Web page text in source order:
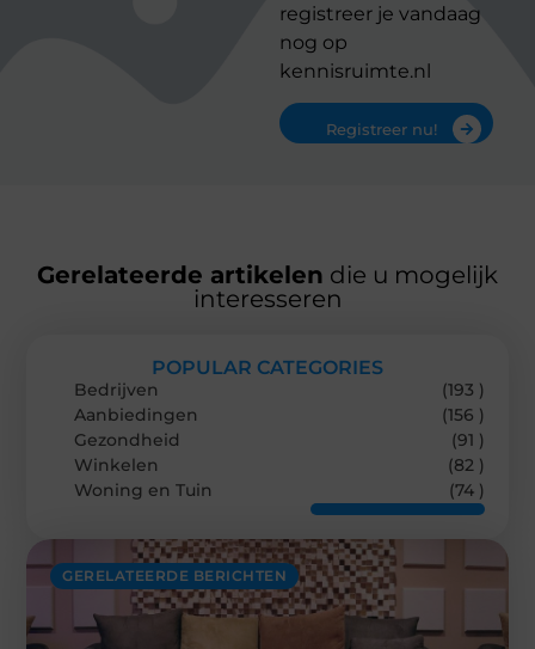
registreer je vandaag
nog op
kennisruimte.nl
Registreer nu!
Gerelateerde artikelen die u mogelijk
interesseren
GERELATEERDE BERICHTEN
POPULAR CATEGORIES
Bedrijven
(193 )
Aanbiedingen
(156 )
Gezondheid
(91 )
Winkelen
(82 )
Woning en Tuin
(74 )